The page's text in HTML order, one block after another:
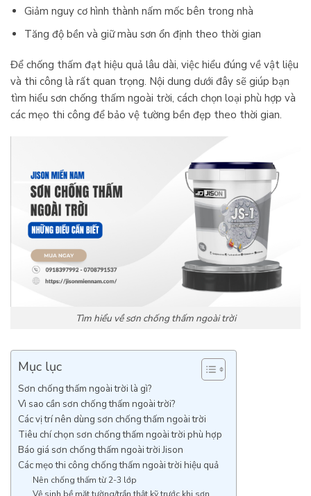
Giảm nguy cơ hình thành nấm mốc bên trong nhà
Tăng độ bền và giữ màu sơn ổn định theo thời gian
Để chống thấm đạt hiệu quả lâu dài, việc hiểu đúng về vật liệu
và thi công là rất quan trọng. Nội dung dưới đây sẽ giúp bạn
tìm hiểu sơn chống thấm ngoài trời, cách chọn loại phù hợp và
các mẹo thi công để bảo vệ tường bền đẹp theo thời gian.
Tìm hiểu về sơn chống thấm ngoài trời
Mục lục
Sơn chống thấm ngoài trời là gì?
Vì sao cần sơn chống thấm ngoài trời?
Các vị trí nên dùng sơn chống thấm ngoài trời
Tiêu chí chọn sơn chống thấm ngoài trời phù hợp
Báo giá sơn chống thấm ngoài trời Jison
Các mẹo thi công chống thấm ngoài trời hiệu quả
Nên chống thấm từ 2-3 lớp